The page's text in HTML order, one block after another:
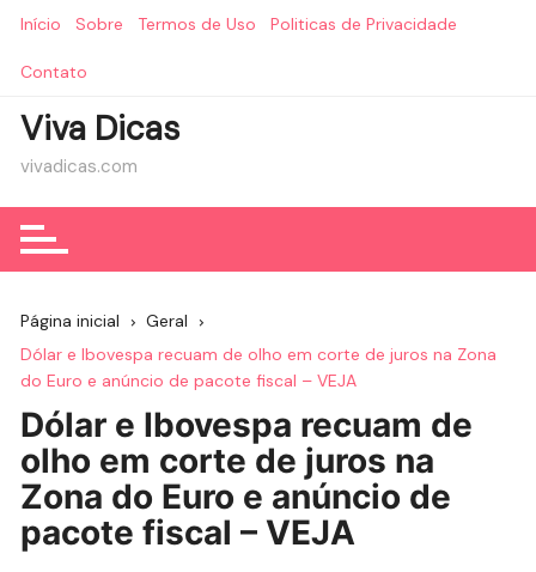
Início Sobre Termos de Uso Politicas de Privacidade
Contato
Viva Dicas
vivadicas.com
Página inicial
Geral
Dólar e Ibovespa recuam de olho em corte de juros na Zona
do Euro e anúncio de pacote fiscal – VEJA
Dólar e Ibovespa recuam de
olho em corte de juros na
Zona do Euro e anúncio de
pacote fiscal – VEJA